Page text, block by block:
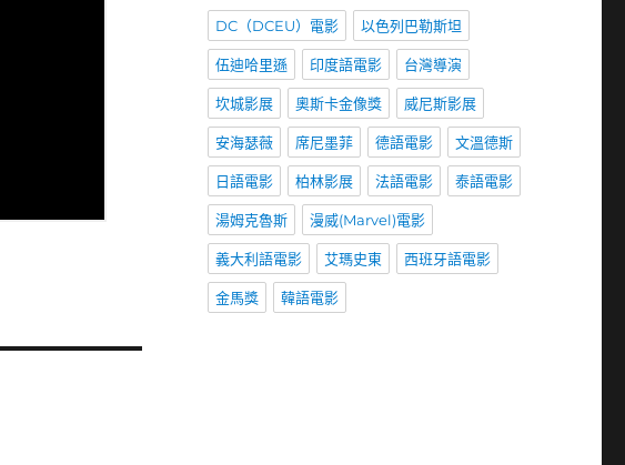
DC（DCEU）電影 以色列巴勒斯坦
伍迪哈里遜 印度語電影 台灣導演
坎城影展 奧斯卡金像獎 威尼斯影展
安海瑟薇 席尼墨菲 德語電影 文溫德斯
日語電影 柏林影展 法語電影 泰語電影
湯姆克魯斯 漫威(Marvel)電影
義大利語電影 艾瑪史東 西班牙語電影
金馬獎 韓語電影